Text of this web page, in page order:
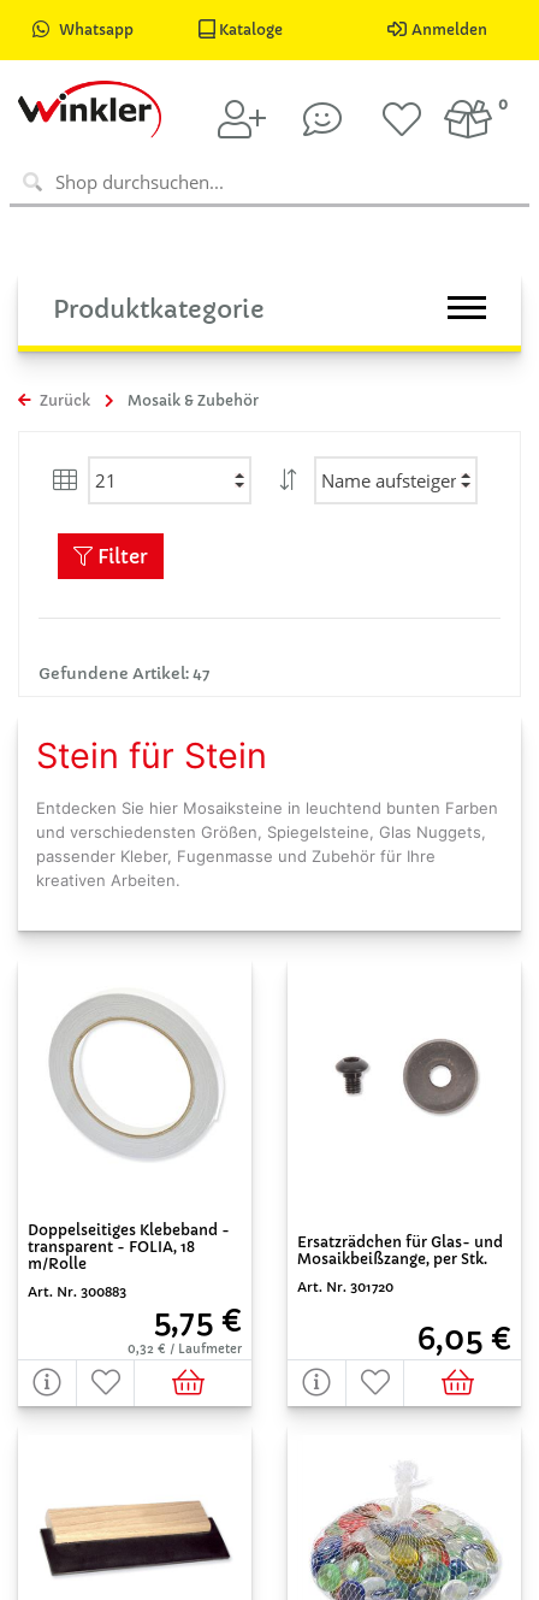
Whatsapp Kataloge Anmelden
0
Produktkategorie
Zurück Mosaik & Zubehör
Gefundene Artikel: 47
Filter
Stein für Stein
Entdecken Sie hier Mosaiksteine in leuchtend bunten Farben
und verschiedensten Größen, Spiegelsteine, Glas Nuggets,
passender Kleber, Fugenmasse und Zubehör für Ihre
kreativen Arbeiten.
Doppelseitiges Klebeband -
transparent - FOLIA, 18
m/Rolle
Art. Nr. 300883
5,75 €
0,32 € / Laufmeter
Ersatzrädchen für Glas- und
Mosaikbeißzange, per Stk.
Art. Nr. 301720
6,05 €